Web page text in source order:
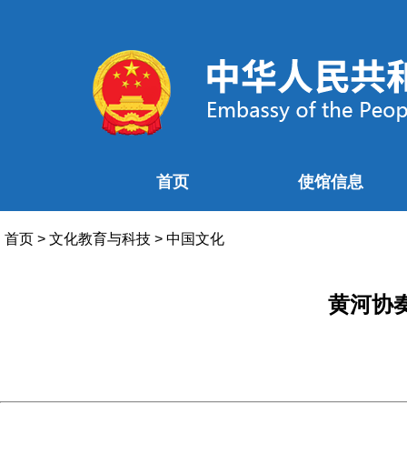
首页 使馆信息
首页 > 文化教育与科技 > 中国文化
黄河协